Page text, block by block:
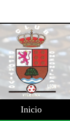
Inicio